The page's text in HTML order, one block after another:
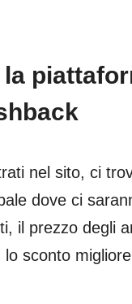
nel sito, ci
dove ci
il prezzo degli
lo sconto